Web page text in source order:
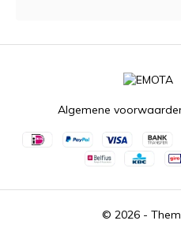
© 2026 -
Algemene